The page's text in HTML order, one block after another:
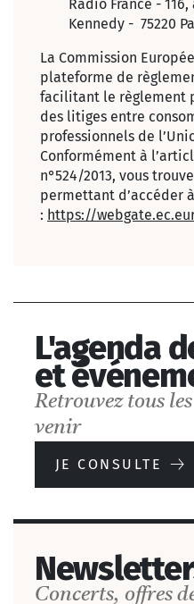
Radio France -
Kennedy - 75220
La Commission
plateforme de
facilitant le règlement
des litiges entre
professionnels de
Conformément à
n°524/2013, vous
permettant d’accéder
: https://
L'agenda
et
Retrouvez tous
venir
JE CONSULTE
Concerts, offres